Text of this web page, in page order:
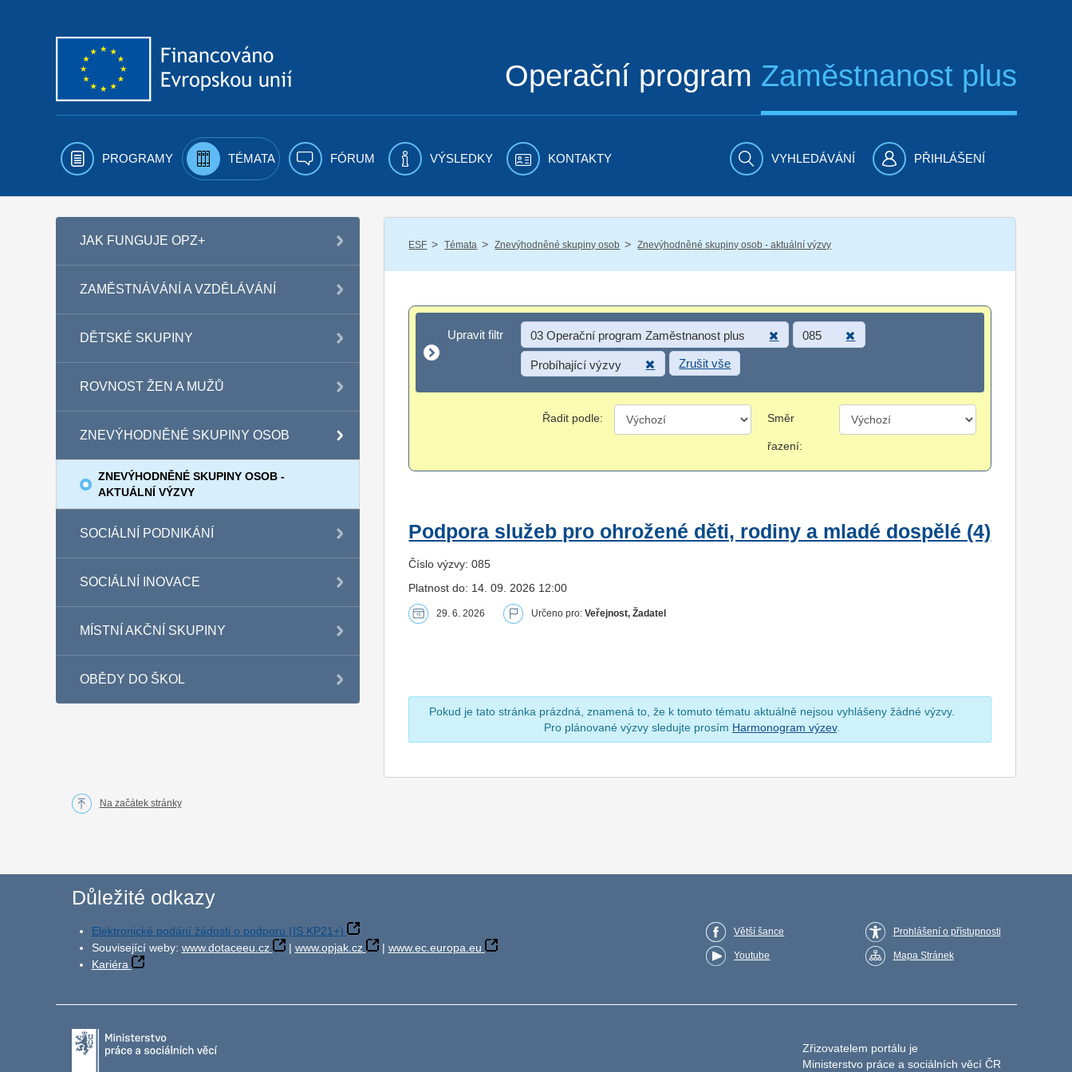
Operační program Zaměstnanost plus
PROGRAMY TÉMATA FÓRUM VÝSLEDKY KONTAKTY VYHLEDÁVÁNÍ PŘIHLÁŠENÍ
JAK FUNGUJE OPZ+
ZAMĚSTNÁVÁNÍ A VZDĚLÁVÁNÍ
DĚTSKÉ SKUPINY
ROVNOST ŽEN A MUŽŮ
ZNEVÝHODNĚNÉ SKUPINY OSOB
ZNEVÝHODNĚNÉ SKUPINY OSOB -
AKTUÁLNÍ VÝZVY
SOCIÁLNÍ PODNIKÁNÍ
SOCIÁLNÍ INOVACE
MÍSTNÍ AKČNÍ SKUPINY
OBĚDY DO ŠKOL
ESF / Témata / Znevýhodněné skupiny osob / Znevýhodněné skupiny osob - aktuální výzvy
Upravit filtr
Upravit filtr 03 Operační program Zaměstnanost plus 085
Probíhající výzvy Zrušit vše
Řadit podle: Směr
řazení:
Podpora služeb pro ohrožené děti, rodiny a mladé dospělé (4)
Číslo výzvy: 085
Platnost do: 14. 09. 2026 12:00
29. 6. 2026 Určeno pro:Veřejnost, Žadatel
Pokud je tato stránka prázdná, znamená to, že k tomuto tématu aktuálně nejsou vyhlášeny žádné výzvy.
Pro plánované výzvy sledujte prosím Harmonogram výzev.
Na začátek stránky
Důležité odkazy
Elektronické podání žádosti o podporu (IS KP21+)
Související weby: www.dotaceeu.cz | www.opjak.cz | www.ec.europa.eu
Kariéra
Větší šance
Youtube
Prohlášení o přístupnosti
Mapa Stránek
Zřizovatelem portálu je
Ministerstvo práce a sociálních věcí ČR